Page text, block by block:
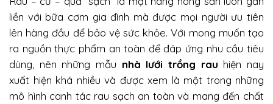
liền với bữa cơm gia đình mà được mọi người ưu tiên
lên hàng đầu để bảo vệ sức khỏe. Với mong muốn tạo
ra nguồn thực phẩm an toàn để đáp ứng nhu cầu tiêu
dùng, nên những mẫu nhà lưới trồng rau hiện nay
xuất hiện khá nhiều và được xem là một trong những
mô hình canh tác rau sạch an toàn và mang đến chất